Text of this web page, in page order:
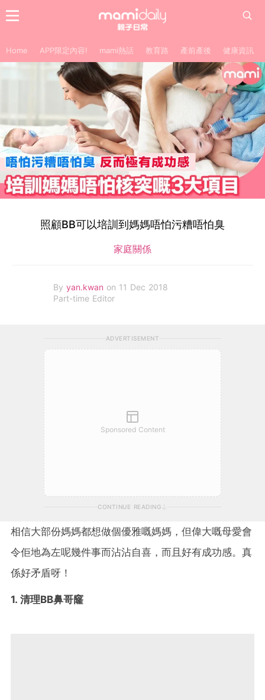
Home APP限定內容! mami熱話 教育路 產前產後 健康資訊
照顧BB可以培訓到媽媽唔怕污糟唔怕臭
家庭關係
By yan.kwan on 11 Dec 2018
Part-time Editor
ADVERTISEMENT
Sponsored Content
CONTINUE READING
相信大部份媽媽都想做個優雅嘅媽媽，但偉大嘅母愛會
令佢地為左呢幾件事而沾沾自喜，而且好有成功感。真
係好矛盾呀！
1. 清理BB鼻哥窿